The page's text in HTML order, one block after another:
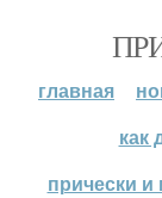
главная
как
прически